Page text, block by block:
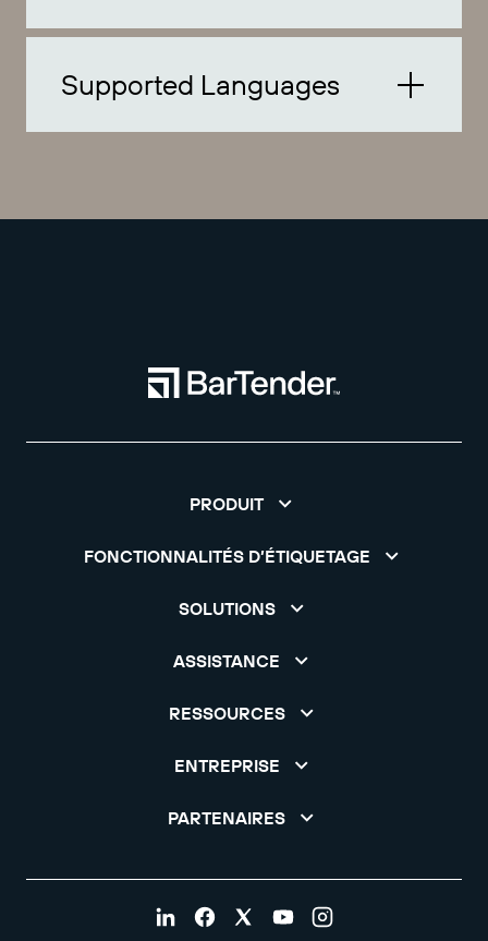
Supported Languages
PRODUIT
FONCTIONNALITÉS D’ÉTIQUETAGE
SOLUTIONS
ASSISTANCE
RESSOURCES
ENTREPRISE
PARTENAIRES